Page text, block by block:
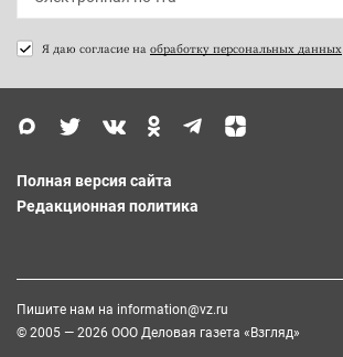
Я даю согласие на обработку персональных данных
Полная версия сайта
Редакционная политика
Пишите нам на information@vz.ru
© 2005 — 2026 ООО Деловая газета «Взгляд»